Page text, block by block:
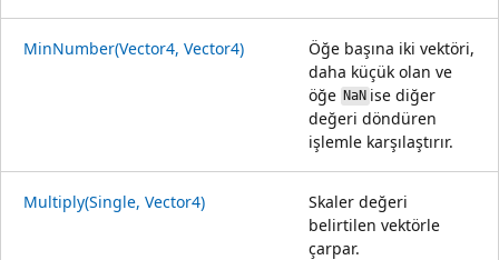
MinNumber(Vector4, Vector4)
Öğe başına iki vektöri,
daha küçük olan ve
öğe NaN ise diğer
değeri döndüren
işlemle karşılaştırır.
Multiply(Single, Vector4)
Skaler değeri
belirtilen vektörle
çarpar.